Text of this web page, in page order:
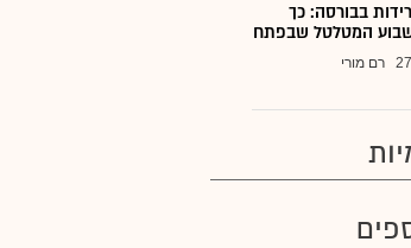
בבורסה: כך
המטלטל שבפתח
רם מורי